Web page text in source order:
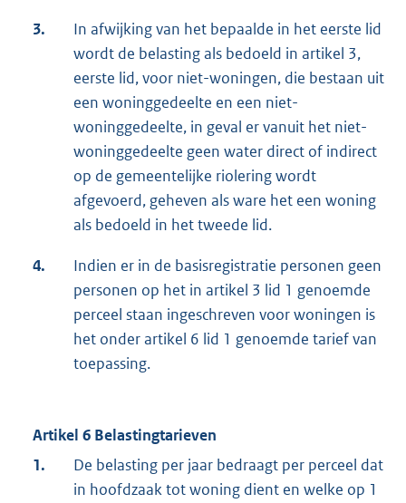
3.
In afwijking van het bepaalde in het eerste lid
wordt de belasting als bedoeld in artikel 3,
eerste lid, voor niet-woningen, die bestaan uit
een woninggedeelte en een niet-
woninggedeelte, in geval er vanuit het niet-
woninggedeelte geen water direct of indirect
op de gemeentelijke riolering wordt
afgevoerd, geheven als ware het een woning
als bedoeld in het tweede lid.
4.
Indien er in de basisregistratie personen geen
personen op het in artikel 3 lid 1 genoemde
perceel staan ingeschreven voor woningen is
het onder artikel 6 lid 1 genoemde tarief van
toepassing.
Artikel 6 Belastingtarieven
1.
De belasting per jaar bedraagt per perceel dat
in hoofdzaak tot woning dient en welke op 1